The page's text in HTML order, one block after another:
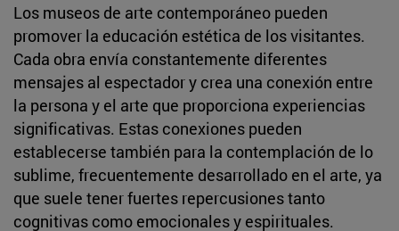
Los museos de arte contemporáneo pueden
promover la educación estética de los visitantes.
Cada obra envía constantemente diferentes
mensajes al espectador y crea una conexión entre
la persona y el arte que proporciona experiencias
significativas. Estas conexiones pueden
establecerse también para la contemplación de lo
sublime, frecuentemente desarrollado en el arte, ya
que suele tener fuertes repercusiones tanto
cognitivas como emocionales y espirituales.